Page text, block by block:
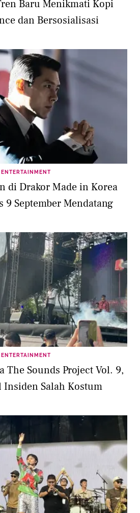
Baru Menikmati Kopi
dan Bersosialisasi
ENTERTAINMENT
di Drakor Made in Korea
9 September Mendatang
ENTERTAINMENT
The Sounds Project Vol. 9,
Insiden Salah Kostum